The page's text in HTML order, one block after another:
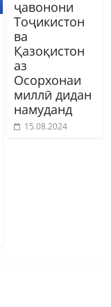
ҷавонони
Тоҷикистон
ва
Қазоқистон
аз
Осорхонаи
миллӣ дидан
намуданд
15.08.2024